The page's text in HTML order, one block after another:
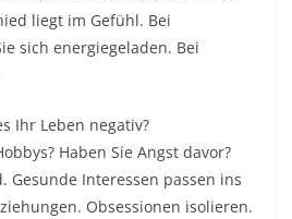
liegt im Gefühl. Bei
sich energiegeladen. Bei
Ihr Leben negativ?
Haben Sie Angst davor?
Gesunde Interessen passen ins
Obsessionen isolieren.